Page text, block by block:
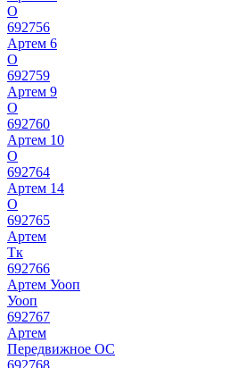
О
692756
Артем 6
О
692759
Артем 9
О
692760
Артем 10
О
692764
Артем 14
О
692765
Артем
Тк
692766
Артем Уооп
Уооп
692767
Артем
Передвижное ОС
692768